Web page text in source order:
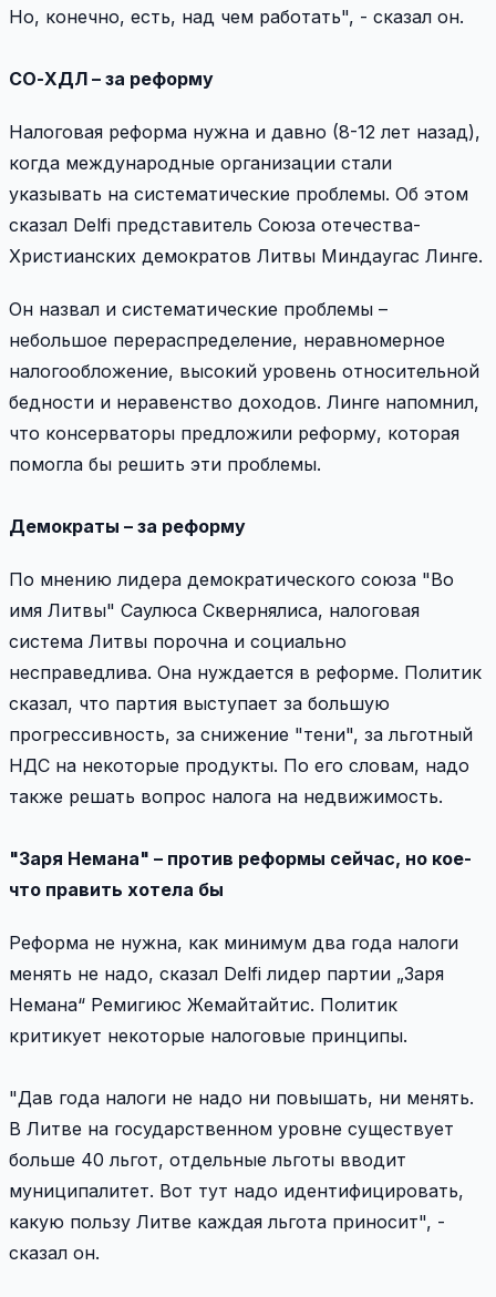
Но, конечно, есть, над чем работать", - сказал он.
СО-ХДЛ – за реформу
Налоговая реформа нужна и давно (8-12 лет назад),
когда международные организации стали
указывать на систематические проблемы. Об этом
сказал Delfi представитель Союза отечества-
Христианских демократов Литвы Миндаугас Линге.
Он назвал и систематические проблемы –
небольшое перераспределение, неравномерное
налогообложение, высокий уровень относительной
бедности и неравенство доходов. Линге напомнил,
что консерваторы предложили реформу, которая
помогла бы решить эти проблемы.
Демократы – за реформу
По мнению лидера демократического союза "Во
имя Литвы" Саулюса Сквернялиса, налоговая
система Литвы порочна и социально
несправедлива. Она нуждается в реформе. Политик
сказал, что партия выступает за большую
прогрессивность, за снижение "тени", за льготный
НДС на некоторые продукты. По его словам, надо
также решать вопрос налога на недвижимость.
"Заря Немана" – против реформы сейчас, но кое-
что править хотела бы
Реформа не нужна, как минимум два года налоги
менять не надо, сказал Delfi лидер партии „Заря
Немана“ Ремигиюс Жемайтайтис. Политик
критикует некоторые налоговые принципы.
"Дав года налоги не надо ни повышать, ни менять.
В Литве на государственном уровне существует
больше 40 льгот, отдельные льготы вводит
муниципалитет. Вот тут надо идентифицировать,
какую пользу Литве каждая льгота приносит", -
сказал он.